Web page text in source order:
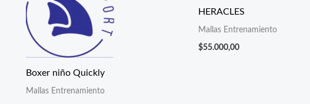
Boxer niño Quickly
Mallas Entrenamiento
HERACLES
Mallas Entrenamiento
$55.000,00